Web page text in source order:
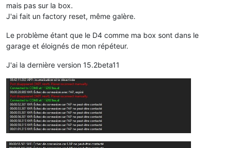
mais pas sur la box.
J'ai fait un factory reset, même galère.
Le problème étant que le D4 comme ma box sont dans le
garage et éloignés de mon répéteur.
J'ai la dernière version 15.2beta11